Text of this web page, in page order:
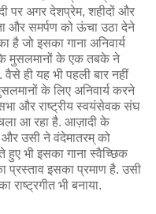
पर अगर देशप्रेम, शहीदों और
और समर्पण को ऊंचा उठा देने
है जो इसका गाना अनिवार्य
मुसलमानों के एक तबके ने
वैसे ही यह भी पहली बार नहीं
के लिए अनिवार्य करने
और राष्ट्रीय स्वयंसेवक संघ
आ रहा है. आज़ादी के
उसी ने वंदेमातरम् को
हुए भी इसका गाना स्वैच्छिक
इसका प्रमाण है. उसी
भी बनाया.